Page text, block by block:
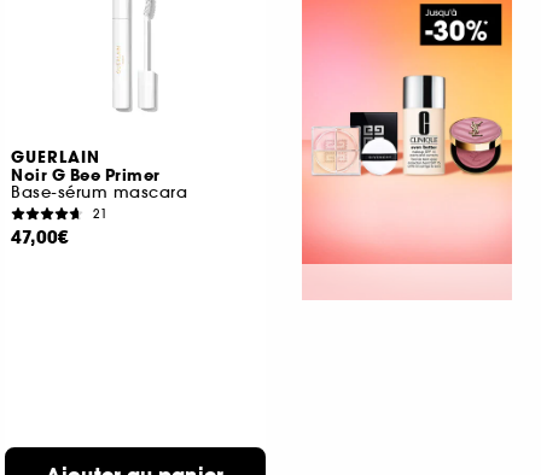
GUERLAIN
Noir G Bee Primer
Base-sérum mascara
21
47,00€